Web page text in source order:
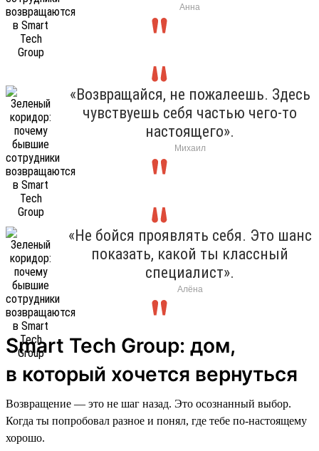
Анна
«Возвращайся, не пожалеешь. Здесь
чувствуешь себя частью чего-то
настоящего».
Михаил
«Не бойся проявлять себя. Это шанс
показать, какой ты классный
специалист».
Алёна
Smart Tech Group: дом,
в который хочется вернуться
Возвращение — это не шаг назад. Это осознанный выбор.
Когда ты попробовал разное и понял, где тебе по-настоящему
хорошо.